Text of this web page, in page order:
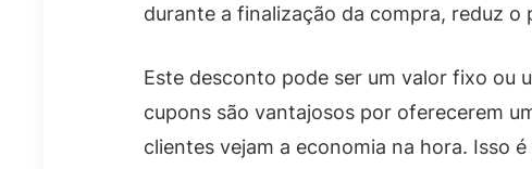
durante a finalização da compra, reduz
Este desconto pode ser um valor fixo ou
cupons são vantajosos por oferecerem
clientes vejam a economia na hora. Isso